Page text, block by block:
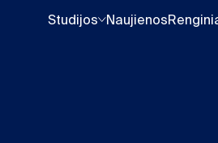
Studijos Naujienos